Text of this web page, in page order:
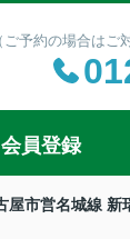
予約の場合はご
会員登録
屋市営名城線 新